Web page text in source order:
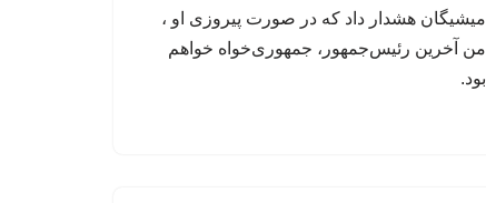
میشیگان هشدار داد که در صورت پیروزی او ،
من آخرین رئیس‌جمهور، جمهوری‌‍‌خواه خواهم
بود.